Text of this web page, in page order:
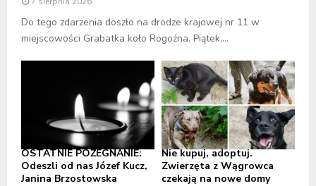
Do tego zdarzenia doszło na drodze krajowej nr 11 w
miejscowości Grabatka koło Rogoźna. Piątek,...
OSTATNIE POŻEGNANIE:
Odeszli od nas Józef Kucz,
Janina Brzostowska
Nie kupuj, adoptuj.
Zwierzęta z Wągrowca
czekają na nowe domy